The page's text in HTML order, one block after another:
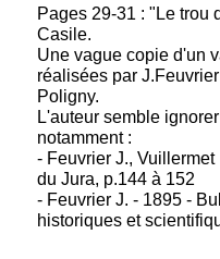
Pages 29-31 : "Le trou
Casile.
Une vague copie d'un
réalisées par
Poligny.
L'auteur semble
notamment :
- Feuvrier J.,
du Jura, p.144 à 152
- Feuvrier J. - 1895 -
historiques et